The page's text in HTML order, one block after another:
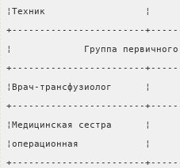
¦Техник                  ¦
+------------------------
¦             Группа
+------------------------
¦Врач-трансфузиолог
+------------------------
¦Медицинская сестра
¦операционная
+------------------------